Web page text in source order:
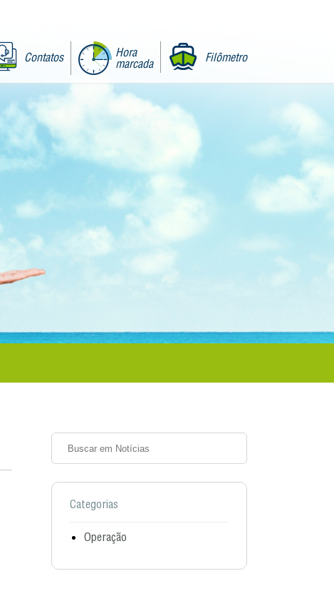
Contatos
Hora
marcada
Filômetro
Categorias
Operação